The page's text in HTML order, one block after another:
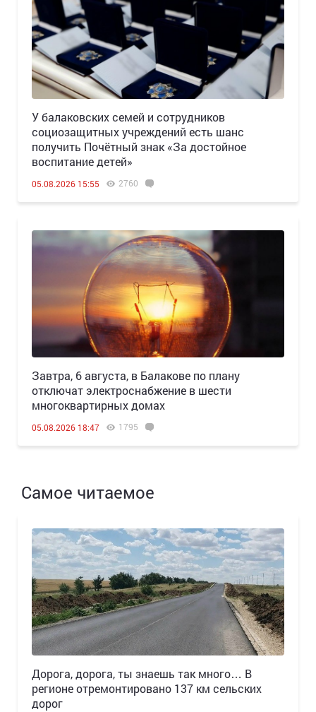
У балаковских семей и сотрудников
социозащитных учреждений есть шанс
получить Почётный знак «За достойное
воспитание детей»
05.08.2026 15:55 2760
Завтра, 6 августа, в Балакове по плану
отключат электроснабжение в шести
многоквартирных домах
05.08.2026 18:47 1795
Самое читаемое
Дорога, дорога, ты знаешь так много… В
регионе отремонтировано 137 км сельских
дорог